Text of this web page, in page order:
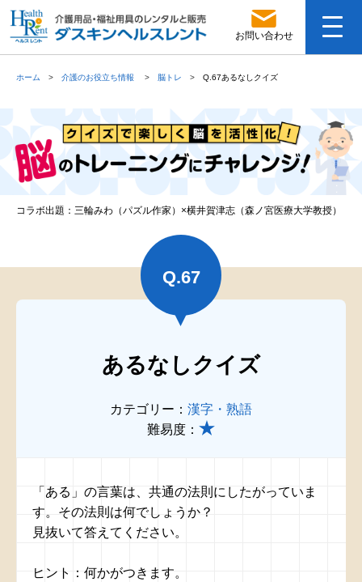
お問い合わせ
ホーム 介護のお役立ち情報 脳トレ Q.67あるなしクイズ
コラボ出題：三輪みわ（パズル作家）×横井賀津志（森ノ宮医療大学教授）
Q.67
あるなしクイズ
カテゴリー： 漢字・熟語
難易度：
「ある」の言葉は、共通の法則にしたがっていま
す。その法則は何でしょうか？
見抜いて答えてください。
ヒント：何かがつきます。